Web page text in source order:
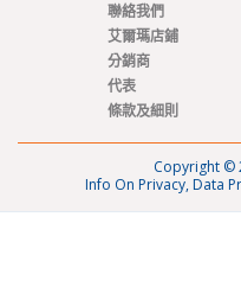
聯絡我們
艾爾瑪店鋪
分銷商
代表
條款及細則
Copyright ©
Info On Privacy, Data